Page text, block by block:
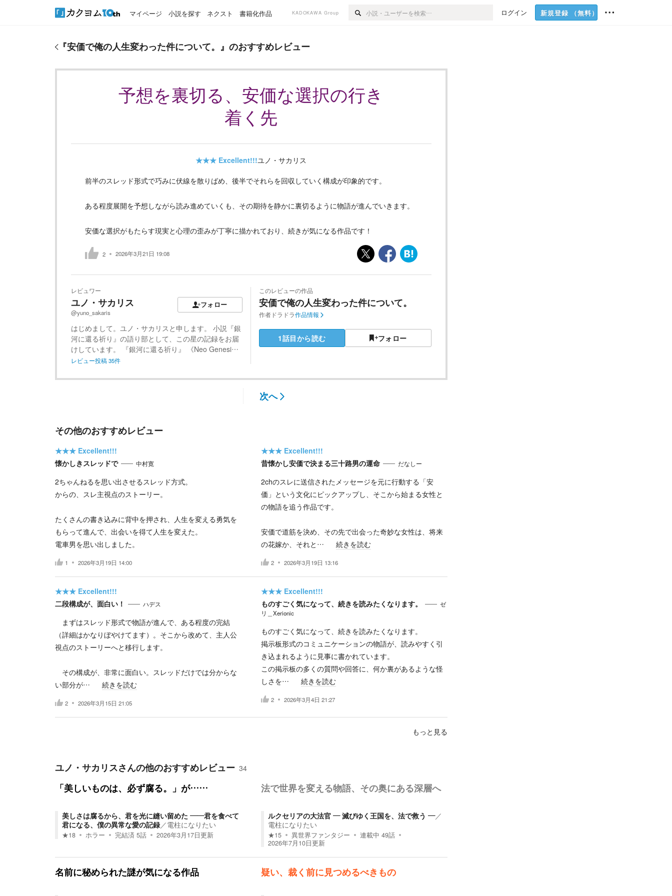
マイページ 小説を探す ネクスト 書籍化作品 KADOKAWA Group ログイン 新規登録 （無料）
『安価で俺の人生変わった件について。 』のおすすめレビュー
予想を裏切る、安価な選択の行き
着く先
★★★ Excellent!!!ユノ・サカリス
前半のスレッド形式で巧みに伏線を散りばめ、後半でそれらを回収していく構成が印象的です。
ある程度展開を予想しながら読み進めていくも、その期待を静かに裏切るように物語が進んでいきます。
安価な選択がもたらす現実と心理の歪みが丁寧に描かれており、続きが気になる作品です！
2 2026年3月21日 19:08
レビュワー
ユノ・サカリス
@yuno_sakaris
フォロー
はじめまして。ユノ・サカリスと申します。 小説『銀
河に還る祈り』の語り部として、この星の記録をお届
けしています。 『銀河に還る祈り』 《Neo Genesi…
レビュー投稿35件
このレビューの作品
安価で俺の人生変わった件について。
作者 ドラドラ作品情報
1話目から読む フォロー
次へ
その他のおすすめレビュー
★★★ Excellent!!!
懐かしきスレッドで
中村寛
2ちゃんねるを思い出させるスレッド方式。
からの、スレ主視点のストーリー。
たくさんの書き込みに背中を押され、人生を変える勇気を
もらって進んで、出会いを得て人生を変えた。
電車男を思い出しました。
1 2026年3月19日 14:00
★★★ Excellent!!!
昔懐かし安価で決まる三十路男の運命
だなしー
2chのスレに送信されたメッセージを元に行動する「安
価」という文化にピックアップし、そこから始まる女性と
の物語を追う作品です。
安価で道筋を決め、その先で出会った奇妙な女性は、将来
の花嫁か、それと…
続きを読む
2 2026年3月19日 13:16
★★★ Excellent!!!
二段構成が、面白い！
ハデス
まずはスレッド形式で物語が進んで、ある程度の完結
（詳細はかなりぼやけてます）。そこから改めて、主人公
視点のストーリーへと移行します。
その構成が、非常に面白い。スレッドだけでは分からな
い部分が…
続きを読む
2 2026年3月15日 21:05
★★★ Excellent!!!
ものすごく気になって、続きを読みたくなります。
ゼ
リ＿Xerionic
ものすごく気になって、続きを読みたくなります。
掲示板形式のコミュニケーションの物語が、読みやすく引
き込まれるように見事に書かれています。
この掲示板の多くの質問や回答に、何か裏があるような怪
しさを…
続きを読む
2 2026年3月4日 21:27
もっと見る
ユノ・サカリスさんの他のおすすめレビュー 34
「美しいものは、必ず腐る。」が……
美しさは腐るから、君を光に縫い留めた ――君を食べて
君になる、僕の異常な愛の記録／電柱になりたい
★18 ホラー 完結済 5話 2026年3月17日更新
法で世界を変える物語、その奥にある深層へ
ルクセリアの大法官 ― 滅びゆく王国を、法で救う ―／
電柱になりたい
★15 異世界ファンタジー 連載中 49話
2026年7月10日更新
名前に秘められた謎が気になる作品 疑い、裁く前に見つめるべきもの